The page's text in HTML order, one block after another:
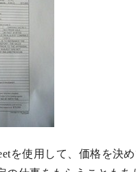
を使用して、価格を決